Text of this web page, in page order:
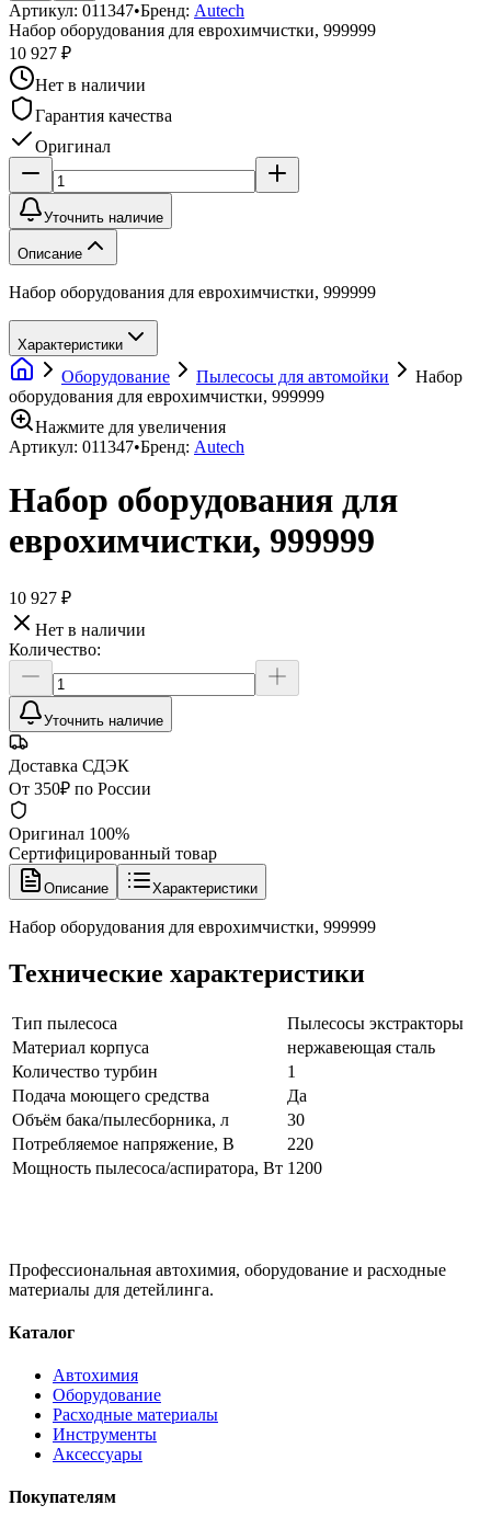
Артикул: 011347•Бренд: Autech
Набор оборудования для еврохимчистки, 999999
10 927 ₽
Нет в наличии
Гарантия качества
Оригинал
Уточнить наличие
Описание
Набор оборудования для еврохимчистки, 999999
Характеристики
Оборудование Пылесосы для автомойки
Набор
оборудования для еврохимчистки, 999999
Нажмите для увеличения
Артикул: 011347•Бренд: Autech
Набор оборудования для
еврохимчистки, 999999
10 927 ₽
Нет в наличии
Количество:
Уточнить наличие
Доставка СДЭК
От 350₽ по России
Оригинал 100%
Сертифицированный товар
Описание Характеристики
Набор оборудования для еврохимчистки, 999999
Технические характеристики
Тип пылесоса
Пылесосы экстракторы
Материал корпуса
нержавеющая сталь
Количество турбин
1
Подача моющего средства
Да
Объём бака/пылесборника, л
30
Потребляемое напряжение, В
220
Мощность пылесоса/аспиратора, Вт 1200
Профессиональная автохимия, оборудование и расходные
материалы для детейлинга.
Каталог
Автохимия
Оборудование
Расходные материалы
Инструменты
Аксессуары
Покупателям